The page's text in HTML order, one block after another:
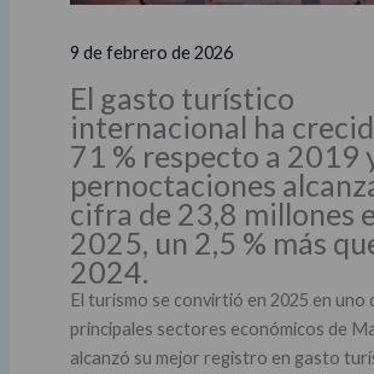
9 de febrero de 2026
El gasto turístico
internacional ha
71 % respecto a 2019
pernoctaciones
cifra de 23,8 millones
2025, un 2,5 % más
2024.
El turismo se convirtió en 2025 en uno
principales sectores económicos de
alcanzó su mejor registro en gasto